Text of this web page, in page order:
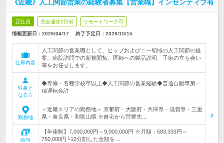
《近畿》人工関節営業の経験者募集【営業職】インセンティブ有
正社員 完全週休2日制 リモートワーク可
情報更新日：2026/04/17 終了予定日： 2026/10/15
仕事内容
人工関節の営業職として、ヒップおよびニー領域の人工関節の提
案、病院訪問での新規開拓、医師への製品説明、手術の立ち会い
等をお任せします。
対象と
なる方
◆専修・各種学校卒以上◆人工関節の営業経験◆普通自動車第一
種運転免許
勤務地
＜近畿エリアの勤務地＞ 京都府・大阪府・兵庫県・滋賀県・三重
県・奈良県・和歌山県 ※自宅から営業先…
給与
【年俸制】7,000,000円～9,000,000円 ※月額：583,333円～
750,000円└12分割した金額を…